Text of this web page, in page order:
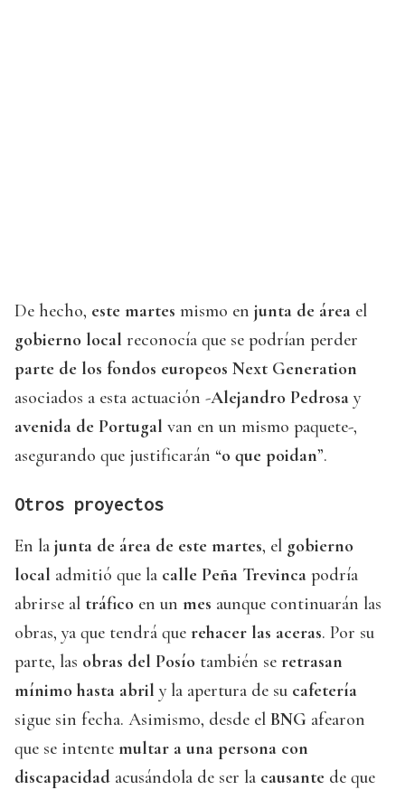
De hecho, este martes mismo en junta de área el
gobierno local reconocía que se podrían perder
parte de los fondos europeos Next Generation
asociados a esta actuación -Alejandro Pedrosa y
avenida de Portugal van en un mismo paquete-,
asegurando que justificarán “o que poidan”.
Otros proyectos
En la junta de área de este martes, el gobierno
local admitió que la calle Peña Trevinca podría
abrirse al tráfico en un mes aunque continuarán las
obras, ya que tendrá que rehacer las aceras. Por su
parte, las obras del Posío también se retrasan
mínimo hasta abril y la apertura de su cafetería
sigue sin fecha. Asimismo, desde el BNG afearon
que se intente multar a una persona con
discapacidad acusándola de ser la causante de que